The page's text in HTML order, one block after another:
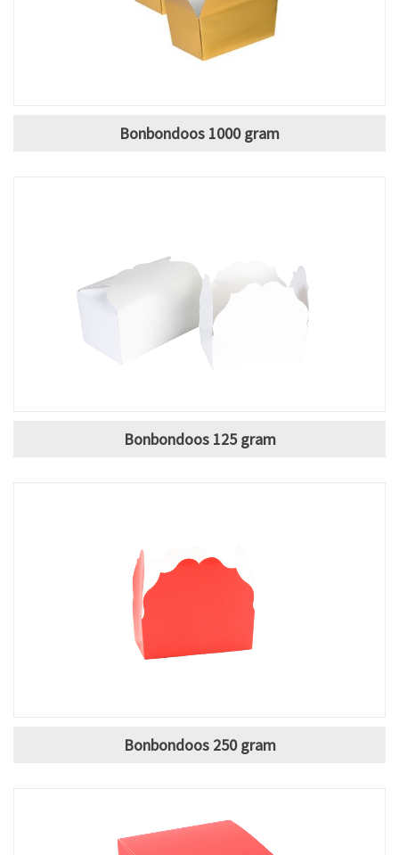
Bonbondoos 1000 gram
Bonbondoos 125 gram
Bonbondoos 250 gram